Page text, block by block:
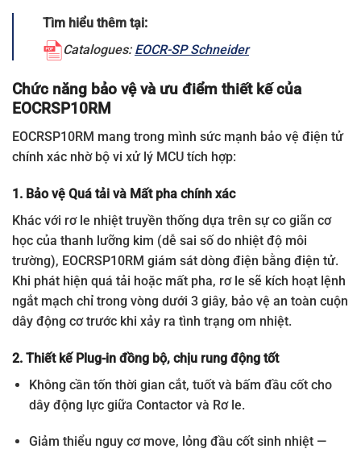
Tìm hiểu thêm tại:
Catalogues: EOCR-SP Schneider
Chức năng bảo vệ và ưu điểm thiết kế của
EOCRSP10RM
EOCRSP10RM mang trong mình sức mạnh bảo vệ điện tử
chính xác nhờ bộ vi xử lý MCU tích hợp:
1. Bảo vệ Quá tải và Mất pha chính xác
Khác với rơ le nhiệt truyền thống dựa trên sự co giãn cơ
học của thanh lưỡng kim (dễ sai số do nhiệt độ môi
trường), EOCRSP10RM giám sát dòng điện bằng điện tử.
Khi phát hiện quá tải hoặc mất pha, rơ le sẽ kích hoạt lệnh
ngắt mạch chỉ trong vòng dưới 3 giây, bảo vệ an toàn cuộn
dây động cơ trước khi xảy ra tình trạng om nhiệt.
2. Thiết kế Plug-in đồng bộ, chịu rung động tốt
Không cần tốn thời gian cắt, tuốt và bấm đầu cốt cho
dây động lực giữa Contactor và Rơ le.
Giảm thiểu nguy cơ move, lỏng đầu cốt sinh nhiệt —